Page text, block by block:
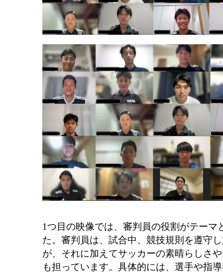
1つ目の映像では、審判員の役割がテーマ
た。審判員は、試合中、競技規則を遵守
が、それに加えてサッカーの素晴らしさ
も担っています。具体的には、選手や指